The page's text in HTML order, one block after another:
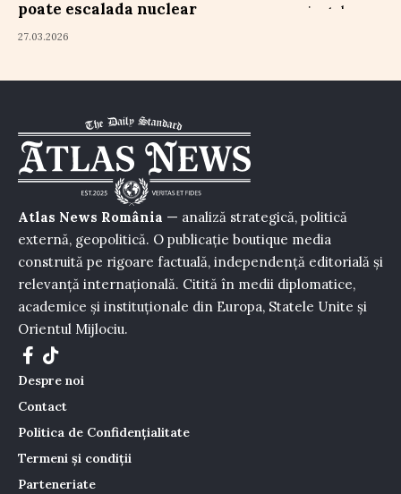
poate escalada nuclear
27.03.2026
Atlas News România — analiză strategică, politică
externă, geopolitică. O publicație boutique media
construită pe rigoare factuală, independență editorială și
relevanță internațională. Citită în medii diplomatice,
academice și instituționale din Europa, Statele Unite și
Orientul Mijlociu.
Despre noi
Contact
Politica de Confidențialitate
Termeni și condiții
Parteneriate